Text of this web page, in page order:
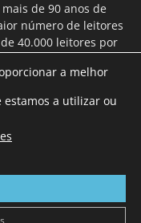
de 90 anos de
número de leitores
40.000 leitores por
online.
a melhor
estamos a utilizar ou